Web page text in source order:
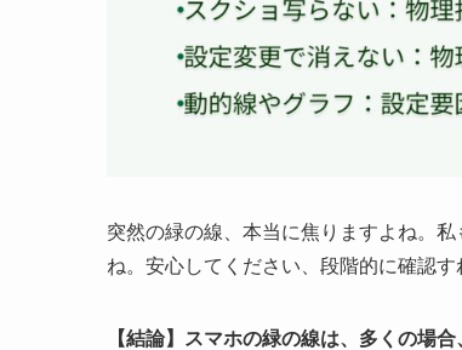
突然の緑の線、本当に焦りますよね。
ね。安心してください、段階的に確認す
【結論】スマホの緑の線は、多くの場